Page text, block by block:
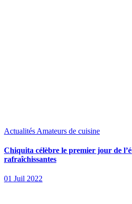
Actualités Amateurs de cuisine
Chiquita célèbre le premier jour de
rafraîchissantes
01 Juil 2022